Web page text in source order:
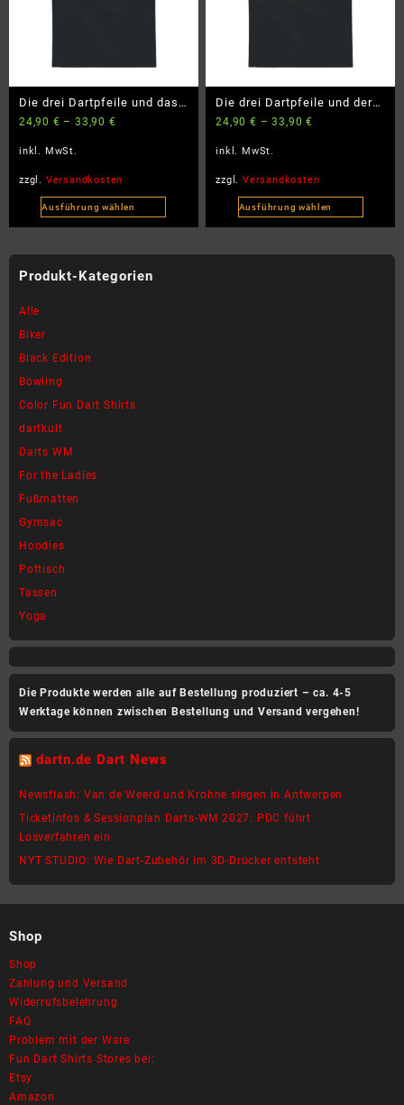
Produktseite
gewählt
werden
Produktseite
gewählt
werden
Die drei Dartpfeile und das
verfluchte Board –
BlackEdition – BigSize
24,90 € –33,90 €
inkl. MwSt.
zzgl. Versandkosten
Ausführung wählen
Dieses
mehrere
Die
Optionen
können
Produktseite
gewählt
werden
Die drei Dartpfeile und der
weinende Gegner –
BlackEdition – BigSize
24,90€ –33,90€
inkl. MwSt.
zzgl.Versandkosten
Ausführung wählen
Dieses
Produkt-Kategorien
Alle
Biker
Black Edition
Bowling
Color Fun Dart Shirts
dartkult
Darts WM
For the Ladies
Fußmatten
Gymsac
Hoodies
Pottisch
Tassen
Yoga
Die Produkte werden alle auf Bestellung produziert – ca. 4-5
Werktage können zwischen Bestellung und Versand vergehen!
dartn.de Dart News
Newsflash: Van de Weerd und Krohne siegen in Antwerpen
Ticketinfos & Sessionplan Darts-WM 2027: PDC führt
Losverfahren ein
NYT STUDIO: Wie Dart-Zubehör im 3D-Drucker entsteht
Shop
Shop
Zahlung und Versand
Widerrufsbelehrung
FAQ
Problem mit der Ware
Fun Dart Shirts Stores bei:
Etsy
Amazon